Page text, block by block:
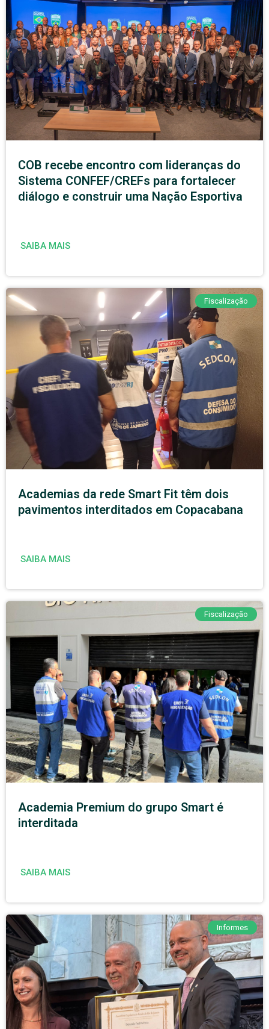
COB recebe encontro com lideranças do
Sistema CONFEF/CREFs para fortalecer
diálogo e construir uma Nação Esportiva
SAIBA MAIS
Fiscalização
Academias da rede Smart Fit têm dois
pavimentos interditados em Copacabana
SAIBA MAIS
Fiscalização
Academia Premium do grupo Smart é
interditada
SAIBA MAIS
Informes